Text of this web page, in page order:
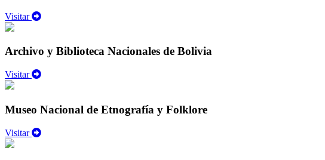
Visitar
Archivo y Biblioteca Nacionales de Bolivia
Visitar
Museo Nacional de Etnografía y Folklore
Visitar